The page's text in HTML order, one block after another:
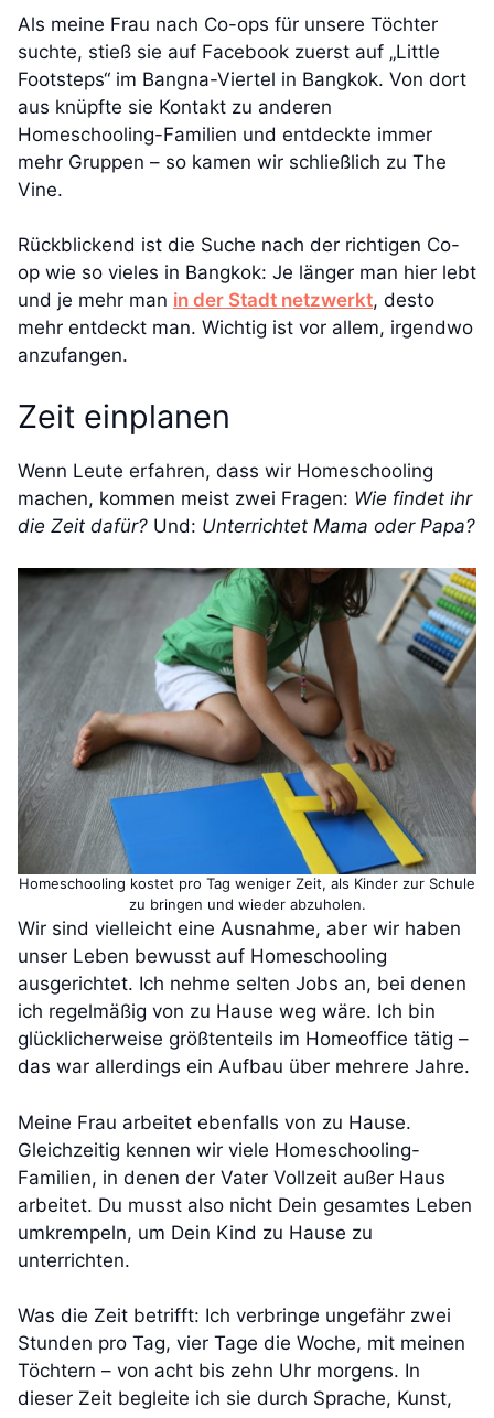
Als meine Frau nach Co-ops für unsere Töchter
suchte, stieß sie auf Facebook zuerst auf „Little
Footsteps“ im Bangna-Viertel in Bangkok. Von dort
aus knüpfte sie Kontakt zu anderen
Homeschooling-Familien und entdeckte immer
mehr Gruppen – so kamen wir schließlich zu The
Vine.
Rückblickend ist die Suche nach der richtigen Co-
op wie so vieles in Bangkok: Je länger man hier lebt
und je mehr man in der Stadt netzwerkt, desto
mehr entdeckt man. Wichtig ist vor allem, irgendwo
anzufangen.
Zeit einplanen
Wenn Leute erfahren, dass wir Homeschooling
machen, kommen meist zwei Fragen: Wie findet ihr
die Zeit dafür? Und: Unterrichtet Mama oder Papa?
Homeschooling kostet pro Tag weniger Zeit, als Kinder zur Schule
zu bringen und wieder abzuholen.
Wir sind vielleicht eine Ausnahme, aber wir haben
unser Leben bewusst auf Homeschooling
ausgerichtet. Ich nehme selten Jobs an, bei denen
ich regelmäßig von zu Hause weg wäre. Ich bin
glücklicherweise größtenteils im Homeoffice tätig –
das war allerdings ein Aufbau über mehrere Jahre.
Meine Frau arbeitet ebenfalls von zu Hause.
Gleichzeitig kennen wir viele Homeschooling-
Familien, in denen der Vater Vollzeit außer Haus
arbeitet. Du musst also nicht Dein gesamtes Leben
umkrempeln, um Dein Kind zu Hause zu
unterrichten.
Was die Zeit betrifft: Ich verbringe ungefähr zwei
Stunden pro Tag, vier Tage die Woche, mit meinen
Töchtern – von acht bis zehn Uhr morgens. In
dieser Zeit begleite ich sie durch Sprache, Kunst,